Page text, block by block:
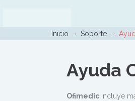
Inicio Soporte
Ayuda
Ofimedic incluye